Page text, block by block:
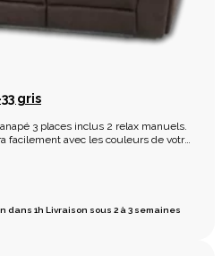
gris
3 places inclus 2 relax manuels.
facilement avec les couleurs de votre
dans 1h Livraison sous 2 à 3 semaines